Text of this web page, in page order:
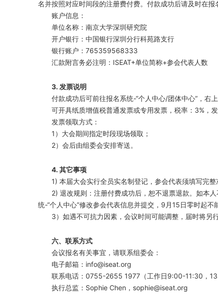
名并按照对应时间段的注册费付费。付款成功后请及时在
账户信息：
单位名称：南京大学深圳研究院
开户银行：中国银行深圳分行科苑路支行
银行账户：765359568333
汇款附言务必注明：ISEAT+单位简称+参会代表人数
3. 发票说明
付款成功后可前往报名系统-“个人中心/团体中心”，右
可开具纸质增值税普通发票或专用发票，税率：3%，
发票领取方式：
1）大会期间指定时段现场领取；
2）会后由组委会安排寄送。
4. 其它事项
1) 本届大会实行全员实名制登记，参会代表须填写完
2) 退改规则：注册付费成功后，恕不退票退款。如本
统-“个人中心”修改参会代表信息并提交，9月15日零时起不
3）如遇不可抗力因素，会议时间可能调整，届时将另
六、联系方式
会议报名有关事宜，请联系组委会：
电子邮箱：info@iseat.org
联系电话：0755-2655 1977（工作日9:00-11:30，
执行总监：Sophie Chen，sophie@iseat.org